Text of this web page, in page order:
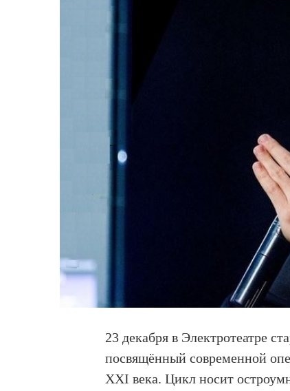
23 декабря в Электротеатре
посвящённый современной
XXI века. Цикл носит